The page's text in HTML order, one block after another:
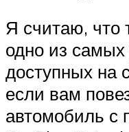
Я считаю, что
одно из
доступных на
если вам
автомобиль с